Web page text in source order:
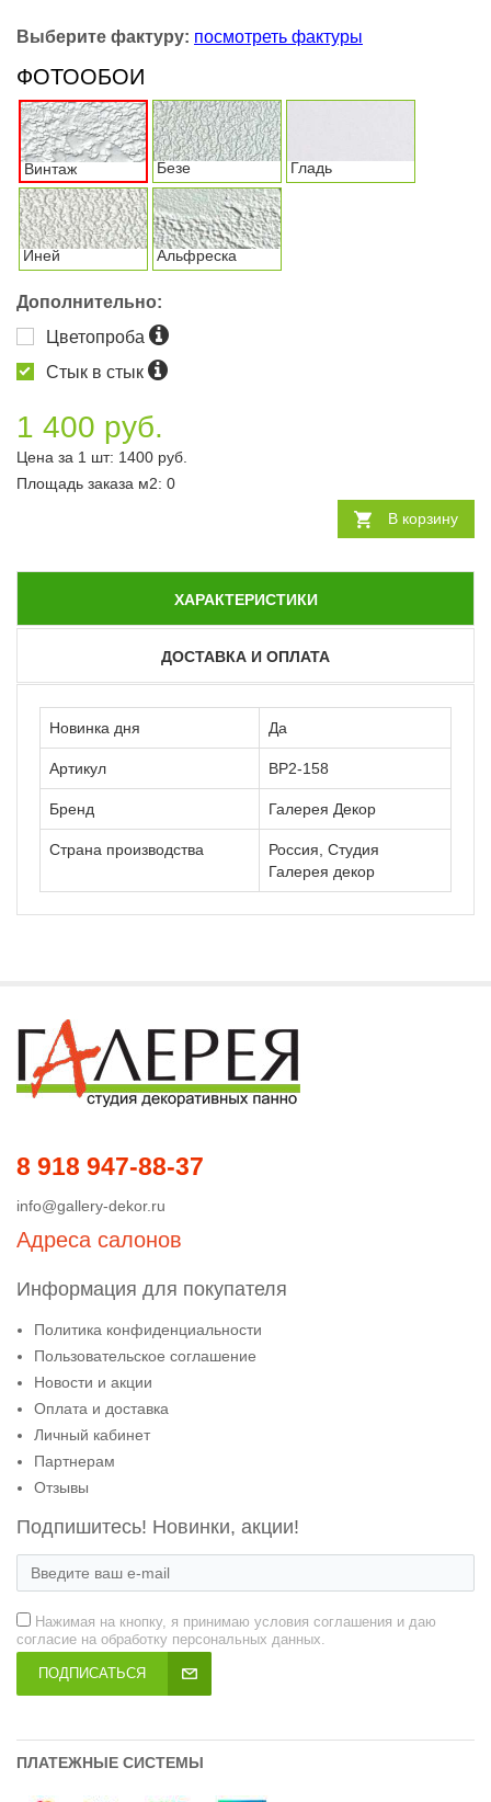
Выберите фактуру: посмотреть фактуры
ФОТООБОИ
Винтаж Безе Гладь
Иней Альфреска
Дополнительно:
Цветопроба
Стык в стык
1 400 руб.
Цена за 1 шт: 1400 руб.
Площадь заказа м2: 0
В корзину
ХАРАКТЕРИСТИКИ
ДОСТАВКА И ОПЛАТА
Новинка дня Да
Артикул ВР2-158
Бренд Галерея Декор
Страна производства
Россия, Студия
Галерея декор
8 918 947-88-37
info@gallery-dekor.ru
Адреса салонов
Информация для покупателя
Политика конфиденциальности
Пользовательское соглашение
Новости и акции
Оплата и доставка
Личный кабинет
Партнерам
Отзывы
Подпишитесь! Новинки, акции!
Нажимая на кнопку, я принимаю условия соглашения и даю
согласие на обработку персональных данных.
ПОДПИСАТЬСЯ
ПЛАТЕЖНЫЕ СИСТЕМЫ